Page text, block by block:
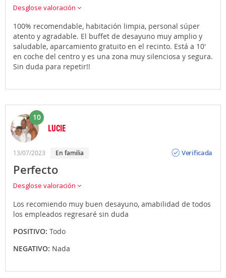
Desglose valoración
100% recomendable, habitación limpia, personal súper
atento y agradable. El buffet de desayuno muy amplio y
saludable, aparcamiento gratuito en el recinto. Está a 10'
en coche del centro y es una zona muy silenciosa y segura.
Sin duda para repetir!!
10
LUCIE
13/07/2023 En familia
Verificada
Perfecto
Desglose valoración
Los recomiendo muy buen desayuno, amabilidad de todos
los empleados regresaré sin duda
POSITIVO: Todo
NEGATIVO: Nada